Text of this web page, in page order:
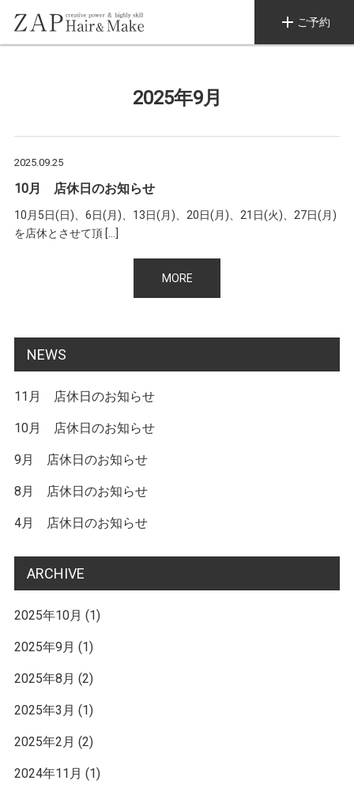
add ご予約
2025年9月
2025.09.25
10月 店休日のお知らせ
10月5日(日)、6日(月)、13日(月)、20日(月)、21日(火)、27日(月)
を店休とさせて頂 […]
MORE
NEWS
11月 店休日のお知らせ
10月 店休日のお知らせ
9月 店休日のお知らせ
8月 店休日のお知らせ
4月 店休日のお知らせ
ARCHIVE
2025年10月 (1)
2025年9月 (1)
2025年8月 (2)
2025年3月 (1)
2025年2月 (2)
2024年11月 (1)